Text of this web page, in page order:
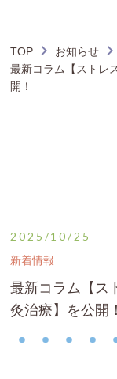
TOP
お知らせ
最新コラム【ストレ
開！
2025/10/25
新着情報
最新コラム【ス
灸治療】を公開！